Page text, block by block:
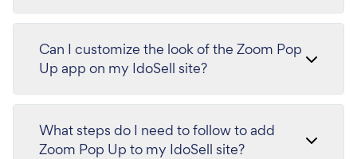
Can I customize the look of the Zoom Pop
Up app on my IdoSell site?
What steps do I need to follow to add
Zoom Pop Up to my IdoSell site?